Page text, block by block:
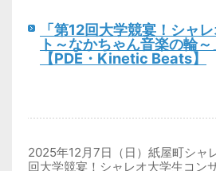
「第12回大学競宴！シャ
ト～なかちゃん音楽の輪
【PDE・Kinetic Beats】
2025年12月7日（日）紙屋町シャ
回大学競宴！シャレオ大学生コン